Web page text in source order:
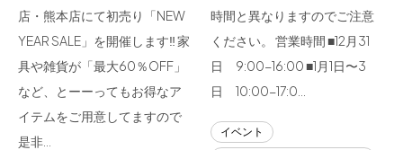
フラッグシップストア
0965-52-0323
熊本店
096-274-8175
Arv
0965-45-9282
店・熊本店にて初売り「NEW
YEAR SALE」を開催します‼ 家
具や雑貨が「最大60％OFF」
など、とーーってもお得なア
イテムをご用意してますので
是非…
時間と異なりますのでご注意
ください。 営業時間 ︎■12月31
日 9:00-16:00 ■1月1日〜3
日 10:00-17:0…
イベント